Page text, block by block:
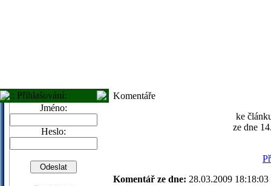
:: Přihlašování:
Jméno:
Heslo:
Komentáře
ke
ze dne
Komentář ze dne: 28.03.2009